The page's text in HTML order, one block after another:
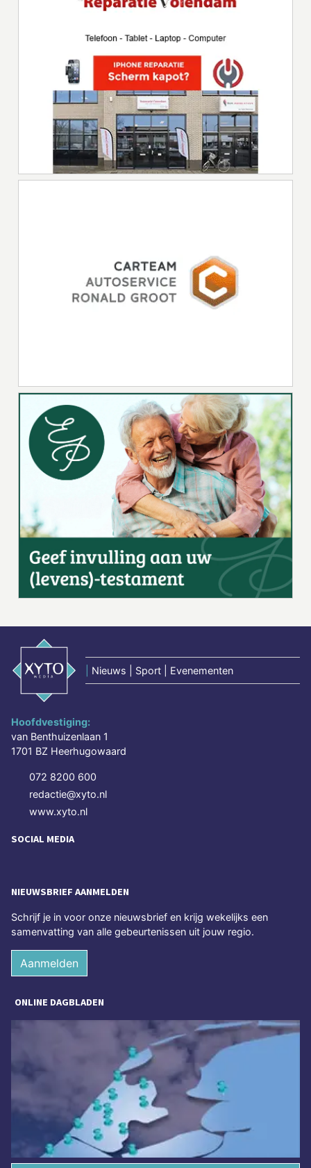
Nieuws | Sport | Evenementen
Hoofdvestiging:
van Benthuizenlaan 1
1701 BZ Heerhugowaard
072 8200 600
redactie@xyto.nl
www.xyto.nl
SOCIAL MEDIA
NIEUWSBRIEF AANMELDEN
Schrijf je in voor onze nieuwsbrief en krijg wekelijks een
samenvatting van alle gebeurtenissen uit jouw regio.
Aanmelden
ONLINE DAGBLADEN